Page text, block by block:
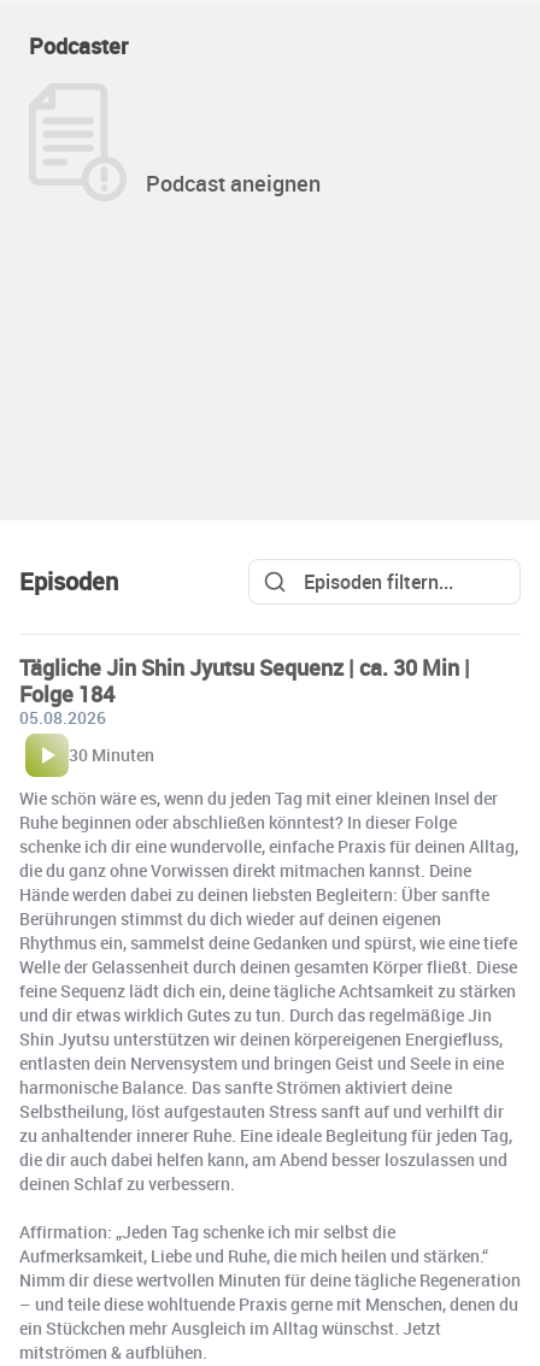
Podcaster
Podcast aneignen
Episoden
Tägliche Jin Shin Jyutsu Sequenz | ca. 30 Min |
Folge 184
05.08.2026
30 Minuten
Wie schön wäre es, wenn du jeden Tag mit einer kleinen Insel der
Ruhe beginnen oder abschließen könntest? In dieser Folge
schenke ich dir eine wundervolle, einfache Praxis für deinen Alltag,
die du ganz ohne Vorwissen direkt mitmachen kannst. Deine
Hände werden dabei zu deinen liebsten Begleitern: Über sanfte
Berührungen stimmst du dich wieder auf deinen eigenen
Rhythmus ein, sammelst deine Gedanken und spürst, wie eine tiefe
Welle der Gelassenheit durch deinen gesamten Körper fließt. Diese
feine Sequenz lädt dich ein, deine tägliche Achtsamkeit zu stärken
und dir etwas wirklich Gutes zu tun. Durch das regelmäßige Jin
Shin Jyutsu unterstützen wir deinen körpereigenen Energiefluss,
entlasten dein Nervensystem und bringen Geist und Seele in eine
harmonische Balance. Das sanfte Strömen aktiviert deine
Selbstheilung, löst aufgestauten Stress sanft auf und verhilft dir
zu anhaltender innerer Ruhe. Eine ideale Begleitung für jeden Tag,
die dir auch dabei helfen kann, am Abend besser loszulassen und
deinen Schlaf zu verbessern.
Affirmation: „Jeden Tag schenke ich mir selbst die
Aufmerksamkeit, Liebe und Ruhe, die mich heilen und stärken.“
Nimm dir diese wertvollen Minuten für deine tägliche Regeneration
– und teile diese wohltuende Praxis gerne mit Menschen, denen du
ein Stückchen mehr Ausgleich im Alltag wünschst. Jetzt
mitströmen & aufblühen.